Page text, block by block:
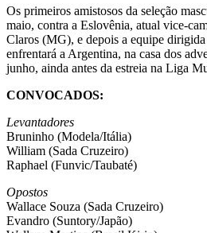
Os primeiros amistosos da seleção
maio, contra a Eslovênia, atual vice-
Claros (MG), e depois a equipe
enfrentará a Argentina, na casa dos
junho, ainda antes da estreia na Liga
CONVOCADOS:
Levantadores
Bruninho (Modela/Itália)
William (Sada Cruzeiro)
Raphael (Funvic/Taubaté)
Opostos
Wallace Souza (Sada Cruzeiro)
Evandro (Suntory/Japão)